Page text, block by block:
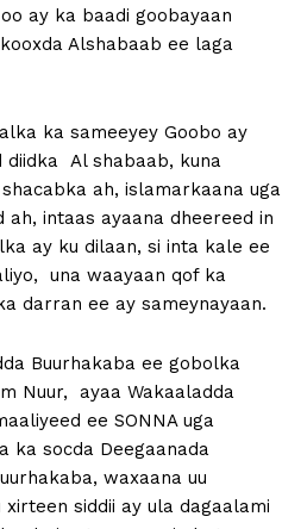
ay ka baadi goobayaan
Alshabaab ee laga
ka sameeyey Goobo ay
diidka Al shabaab, kuna
ah, islamarkaana uga
ah, intaas ayaana dheereed in
ay ku dilaan, si inta kale ee
una waayaan qof ka
darran ee ay sameynayaan.
Buurhakaba ee gobolka
Nuur, ayaa Wakaaladda
ee SONNA uga
ka socda Deegaanada
waxaana uu
xirteen siddii ay ula dagaalami